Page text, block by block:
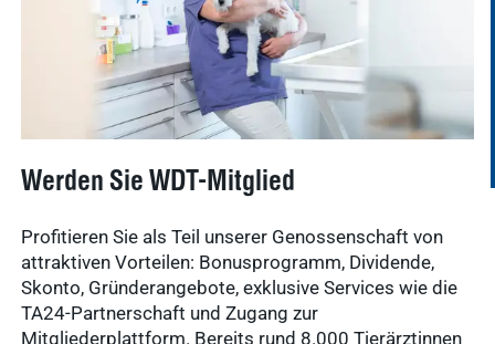
vitofyllin
Ergebnisse
anzeigen
Praxissoftware
anzeigen
Arzneimittel
WDT-Marktplatz
Tierarztbedarf
WDT-
Mitgliedschaft
Pharma-
News & Socials
Werden Sie WDT-Mitglied
Profitieren Sie als Teil unserer Genossenschaft von
attraktiven Vorteilen: Bonusprogramm, Dividende,
Skonto, Gründerangebote, exklusive Services wie die
TA24-Partnerschaft und Zugang zur
Mitgliederplattform. Bereits rund 8.000 Tierärztinnen